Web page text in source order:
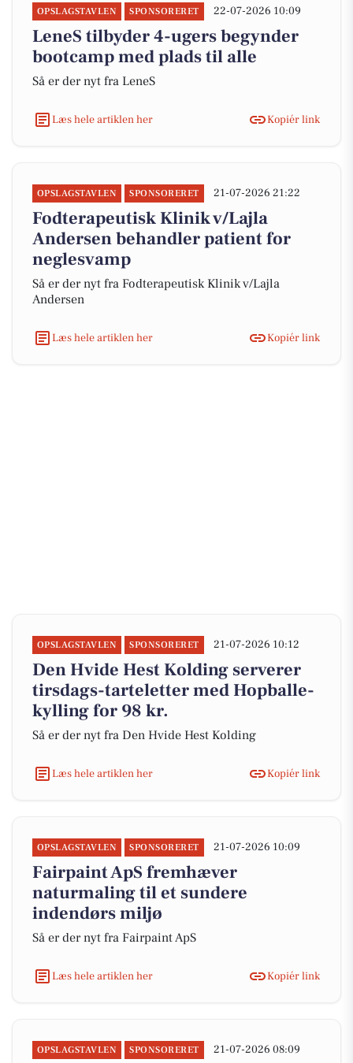
OPSLAGSTAVLEN SPONSORERET 22-07-2026 10:09
LeneS tilbyder 4-ugers begynder
bootcamp med plads til alle
Så er der nyt fra LeneS
Læs hele artiklen her Kopiér link
OPSLAGSTAVLEN SPONSORERET 21-07-2026 21:22
Fodterapeutisk Klinik v/Lajla
Andersen behandler patient for
neglesvamp
Så er der nyt fra Fodterapeutisk Klinik v/Lajla
Andersen
Læs hele artiklen her Kopiér link
OPSLAGSTAVLEN SPONSORERET 21-07-2026 10:12
Den Hvide Hest Kolding serverer
tirsdags-tarteletter med Hopballe-
kylling for 98 kr.
Så er der nyt fra Den Hvide Hest Kolding
Læs hele artiklen her Kopiér link
OPSLAGSTAVLEN SPONSORERET 21-07-2026 10:09
Fairpaint ApS fremhæver
naturmaling til et sundere
indendørs miljø
Så er der nyt fra Fairpaint ApS
Læs hele artiklen her Kopiér link
OPSLAGSTAVLEN SPONSORERET 21-07-2026 08:09